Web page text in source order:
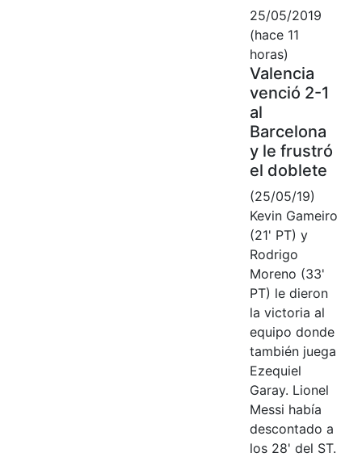
25/05/2019
(hace 11
horas)
Valencia
venció 2-1
al
Barcelona
y le frustró
el doblete
(25/05/19)
Kevin Gameiro
(21' PT) y
Rodrigo
Moreno (33'
PT) le dieron
la victoria al
equipo donde
también juega
Ezequiel
Garay. Lionel
Messi había
descontado a
los 28' del ST.